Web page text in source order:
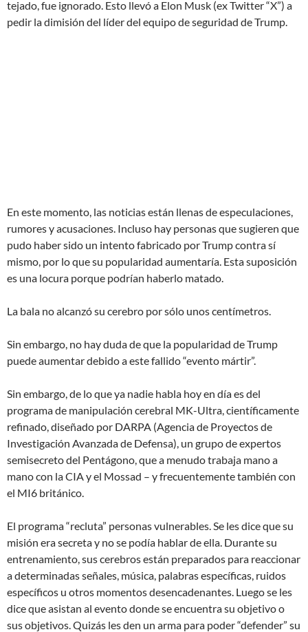
tejado, fue ignorado. Esto llevó a Elon Musk (ex Twitter “X”) a
pedir la dimisión del líder del equipo de seguridad de Trump.
En este momento, las noticias están llenas de especulaciones,
rumores y acusaciones. Incluso hay personas que sugieren que
pudo haber sido un intento fabricado por Trump contra sí
mismo, por lo que su popularidad aumentaría. Esta suposición
es una locura porque podrían haberlo matado.
La bala no alcanzó su cerebro por sólo unos centímetros.
Sin embargo, no hay duda de que la popularidad de Trump
puede aumentar debido a este fallido “evento mártir”.
Sin embargo, de lo que ya nadie habla hoy en día es del
programa de manipulación cerebral MK-Ultra, científicamente
refinado, diseñado por DARPA (Agencia de Proyectos de
Investigación Avanzada de Defensa), un grupo de expertos
semisecreto del Pentágono, que a menudo trabaja mano a
mano con la CIA y el Mossad – y frecuentemente también con
el MI6 británico.
El programa “recluta” personas vulnerables. Se les dice que su
misión era secreta y no se podía hablar de ella. Durante su
entrenamiento, sus cerebros están preparados para reaccionar
a determinadas señales, música, palabras específicas, ruidos
específicos u otros momentos desencadenantes. Luego se les
dice que asistan al evento donde se encuentra su objetivo o
sus objetivos. Quizás les den un arma para poder “defender” su